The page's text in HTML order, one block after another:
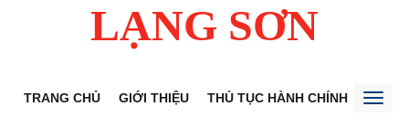
LẠNG SƠN
TRANG CHỦ GIỚI THIỆU THỦ TỤC HÀNH CHÍNH TIẾP